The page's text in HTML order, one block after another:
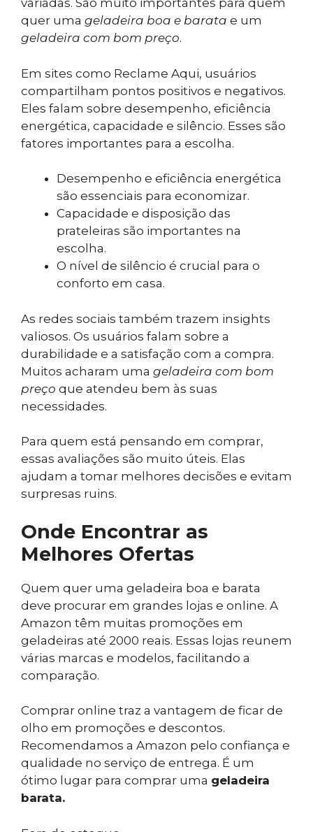
variadas. São muito importantes para quem
quer uma geladeira boa e barata e um
geladeira com bom preço.
Em sites como Reclame Aqui, usuários
compartilham pontos positivos e negativos.
Eles falam sobre desempenho, eficiência
energética, capacidade e silêncio. Esses são
fatores importantes para a escolha.
Desempenho e eficiência energética
são essenciais para economizar.
Capacidade e disposição das
prateleiras são importantes na
escolha.
O nível de silêncio é crucial para o
conforto em casa.
As redes sociais também trazem insights
valiosos. Os usuários falam sobre a
durabilidade e a satisfação com a compra.
Muitos acharam uma geladeira com bom
preço que atendeu bem às suas
necessidades.
Para quem está pensando em comprar,
essas avaliações são muito úteis. Elas
ajudam a tomar melhores decisões e evitam
surpresas ruins.
Onde Encontrar as
Melhores Ofertas
Quem quer uma geladeira boa e barata
deve procurar em grandes lojas e online. A
Amazon têm muitas promoções em
geladeiras até 2000 reais. Essas lojas reunem
várias marcas e modelos, facilitando a
comparação.
Comprar online traz a vantagem de ficar de
olho em promoções e descontos.
Recomendamos a Amazon pelo confiança e
qualidade no serviço de entrega. É um
ótimo lugar para comprar uma geladeira
barata.